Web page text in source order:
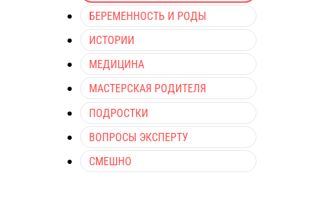
БЕРЕМЕННОСТЬ И РОДЫ
ИСТОРИИ
МЕДИЦИНА
МАСТЕРСКАЯ РОДИТЕЛЯ
ПОДРОСТКИ
ВОПРОСЫ ЭКСПЕРТУ
СМЕШНО